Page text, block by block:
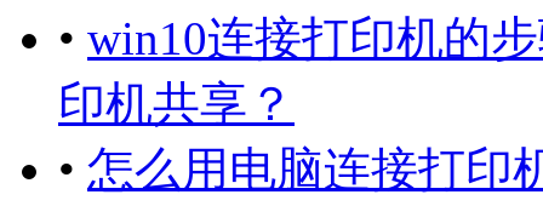
• win10连接打印机的
印机共享？
• 怎么用电脑连接打印